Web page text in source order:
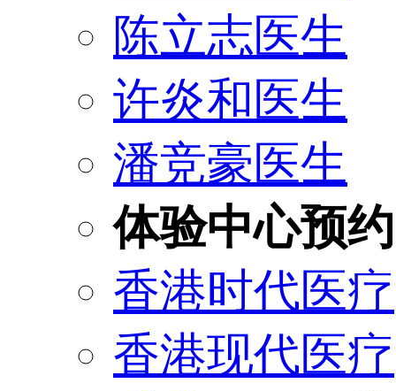
陈立志医生
许炎和医生
潘竞豪医生
体验中心预约
香港时代医疗
香港现代医疗